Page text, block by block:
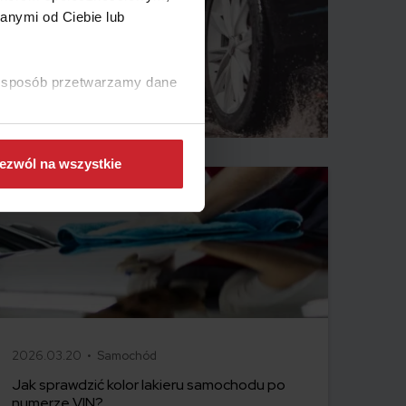
od Ciebie lub
przetwarzamy dane
na wszystkie
2026.03.20 • Samochód
Jak sprawdzić kolor lakieru samochodu po